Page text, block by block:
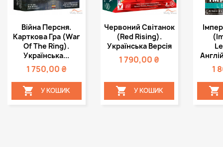
Швидкий
перегляд
Війна Персня.
Карткова Гра (War
Of The Ring).
Українська...
1 750,00 ₴
 У КОШИК
Швидкий
перегляд
Червоний Світанок
(Red Rising).
Українська Версія
1 790,00 ₴
 У КОШИК

1
